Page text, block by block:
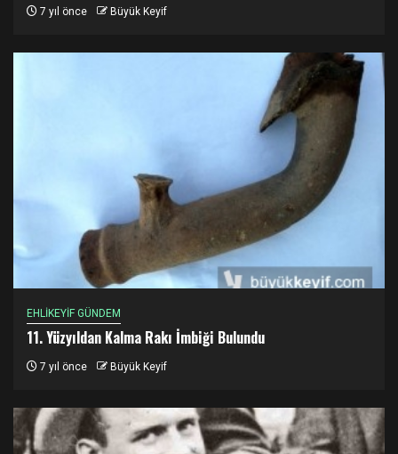
7 yıl önce Büyük Keyif
EHLİKEYİF GÜNDEM
11. Yüzyıldan Kalma Rakı İmbiği Bulundu
7 yıl önce Büyük Keyif